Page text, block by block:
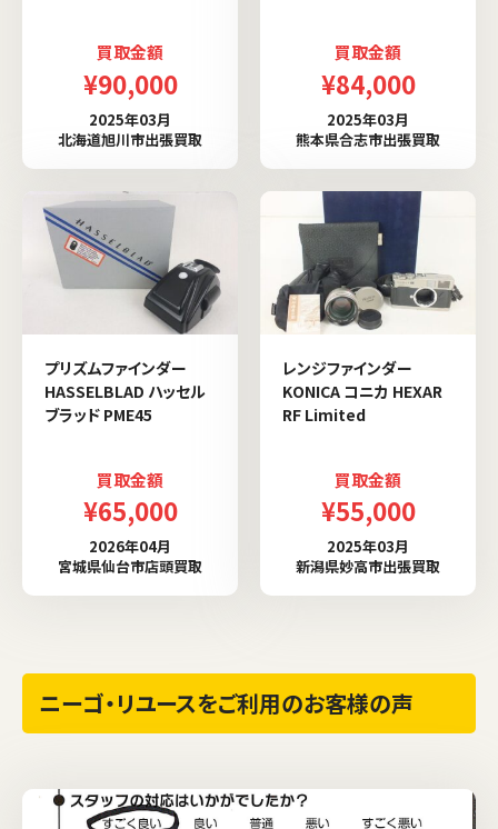
買取金額
¥90,000
2025年03月
北海道旭川市出張買取
買取金額
¥84,000
2025年03月
熊本県合志市出張買取
プリズムファインダー
HASSELBLAD ハッセル
ブラッド PME45
買取金額
¥65,000
2026年04月
宮城県仙台市店頭買取
レンジファインダー
KONICA コニカ HEXAR
RF Limited
買取金額
¥55,000
2025年03月
新潟県妙高市出張買取
ニーゴ・リユースをご利用のお客様の声